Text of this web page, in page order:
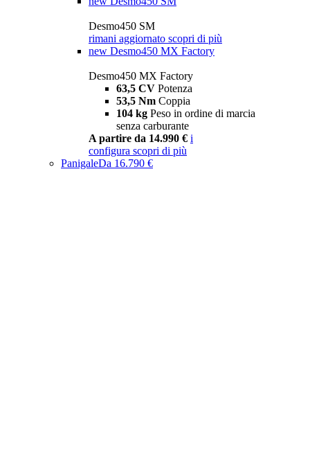
Desmo450 SM
rimani aggiornato scopri di più
new Desmo450 MX Factory
Desmo450 MX Factory
63,5 CV Potenza
53,5 Nm Coppia
104 kg Peso in ordine di marcia
senza carburante
A partire da 14.990 € i
configura scopri di più
PanigaleDa 16.790 €